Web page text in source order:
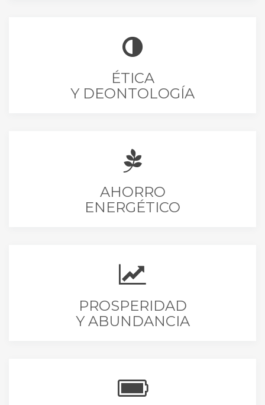
ÉTICA
Y DEONTOLOGÍA
AHORRO
ENERGÉTICO
PROSPERIDAD
Y ABUNDANCIA